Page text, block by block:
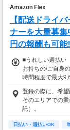
【日収例】
売上2万1600円
1万9000円
売上65万2800円
=58万7520円
※上記は一例です
Amazon Flex
【配送ドライ
ナーを大量募
円の報酬も可
■うれしい週払い
お持ちの/ご自身
時間程度で最大
と４時間程度で
能！給与ではなく
支払いする業務
払い。
登録の際に、希望
そのエリアでの
託）。
日払い・週払いOK